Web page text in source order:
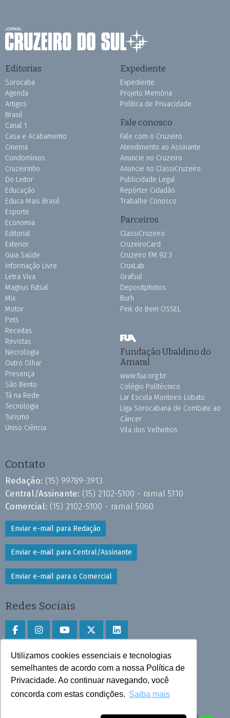
Utilizamos cookies essenciais e tecnologias
semelhantes de acordo com a nossa Política de
Privacidade. Ao continuar navegando, você
concorda com estas condições. Saiba mais
Editorias
Sorocaba
Agenda
Artigos
Brasil
Canal 1
Casa e Acabamento
Cinema
Condomínios
Cruzeirinho
Do Leitor
Educação
Educa Mais Brasil
Esporte
Economia
Editorial
Exterior
Guia Saúde
Informação Livre
Letra Viva
Magnus Futsal
Mix
Motor
Pets
Receitas
Revistas
Necrologia
Outro Olhar
Presença
São Bento
Tá na Rede
Tecnologia
Turismo
Uniso Ciência
Expediente
Expediente
Projeto Memória
Política de Privacidade
Fale conosco
Fale com o Cruzeiro
Atendimento ao Assinante
Anuncie no Cruzeiro
Anuncie no ClassiCruzeiro
Publicidade Legal
Repórter Cidadão
Trabalhe Conosco
Parceiros
ClassiCruzeiro
CruzeiroCard
Cruzeiro FM 92.3
CruxLab
Grafsul
Depositphotos
Burh
Pink do Bem OSSEL
Fundação Ubaldino do
Amaral
www.fua.org.br
Colégio Politécnico
Lar Escola Monteiro Lobato
Liga Sorocabana de Combate ao
Câncer
Vila dos Velhinhos
Contato
Redação: (15) 99789-3913
Central/Assinante: (15) 2102-5100 - ramal 5110
Comercial: (15) 2102-5100 - ramal 5060
Enviar e-mail para Redação
Enviar e-mail para Central/Assinante
Enviar e-mail para o Comercial
Redes Sociais
Faça download do aplicativo
Play Store e App Store